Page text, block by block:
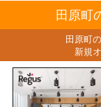
田原町
田原町
新規